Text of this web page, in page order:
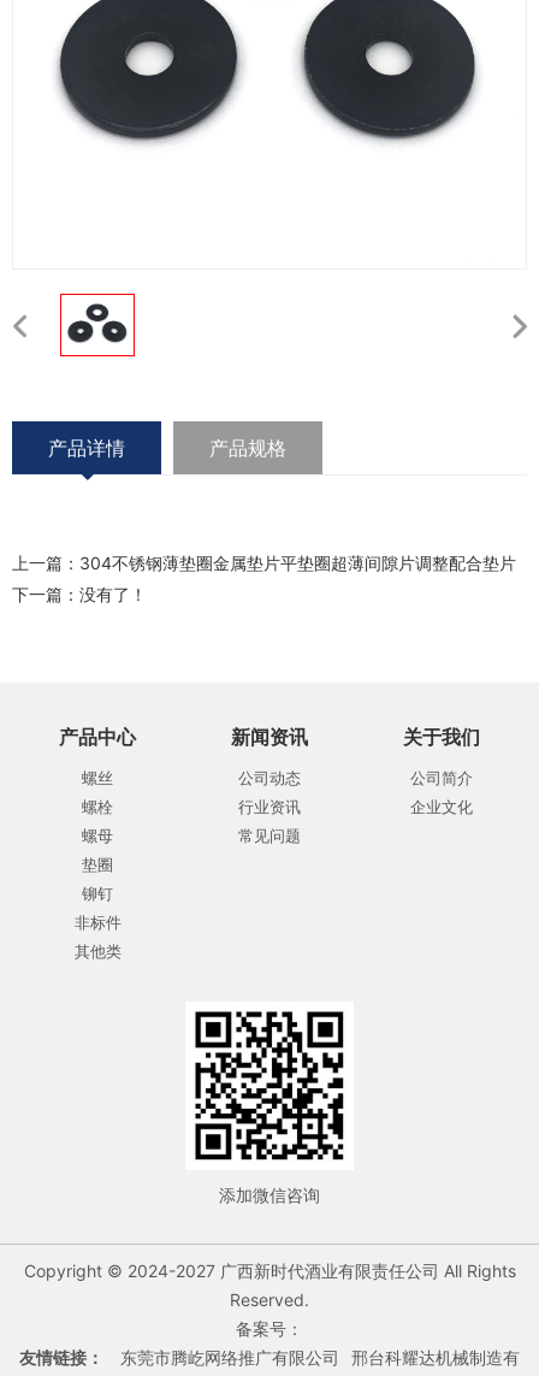
产品详情 产品规格
上一篇： 304不锈钢薄垫圈金属垫片平垫圈超薄间隙片调整配合垫片
下一篇：没有了！
产品中心
螺丝
螺栓
螺母
垫圈
铆钉
非标件
其他类
新闻资讯
公司动态
行业资讯
常见问题
关于我们
公司简介
企业文化
添加微信咨询
Copyright © 2024-2027 广西新时代酒业有限责任公司 All Rights
Reserved.
备案号：
友情链接：
东莞市腾屹网络推广有限公司
邢台科耀达机械制造有